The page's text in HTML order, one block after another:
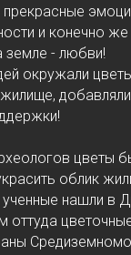
и конечно
земле - любви!
окружали
цветы
облик
ученные нашли в
оттуда